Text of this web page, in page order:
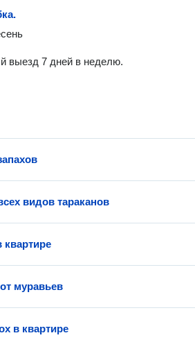
выезд 7 дней в неделю.
видов тараканов
квартире
муравьев
в квартире